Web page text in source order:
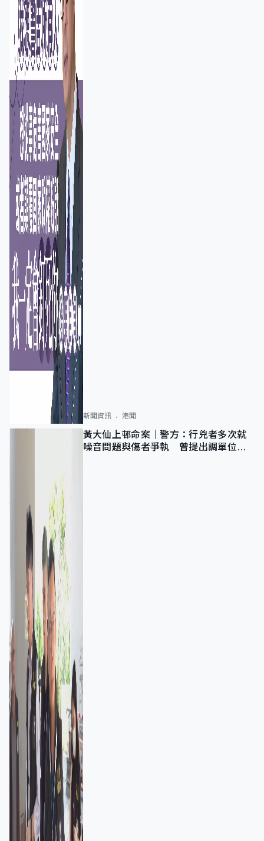
新聞資訊 港聞
黃大仙上邨命案｜警方：行兇者多次就
噪音問題與傷者爭執 曾提出調單位已